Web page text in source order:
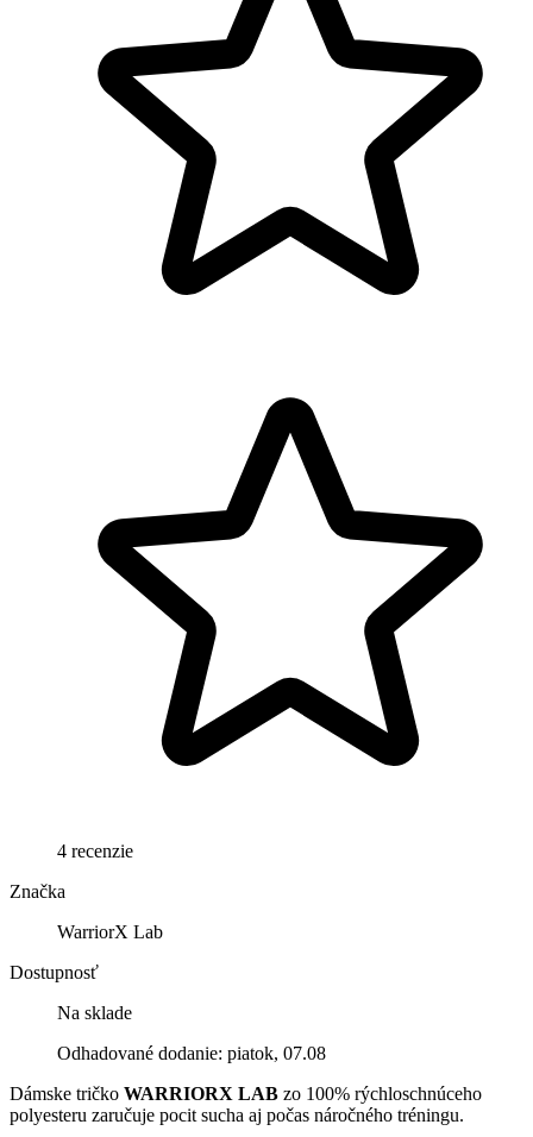
4 recenzie
Značka
WarriorX Lab
Dostupnosť
Na sklade
Odhadované dodanie: piatok, 07.08
Dámske tričko WARRIORX LAB zo 100% rýchloschnúceho
polyesteru zaručuje pocit sucha aj počas náročného tréningu.